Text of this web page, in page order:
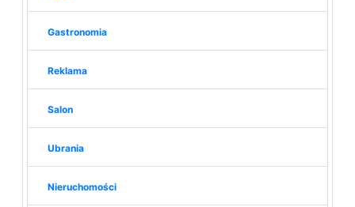
Gastronomia
Reklama
Salon
Ubrania
Nieruchomości